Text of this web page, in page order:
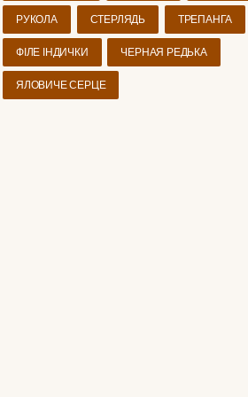
РУКОЛА СТЕРЛЯДЬ ТРЕПАНГА
ФІЛЕ ІНДИЧКИ ЧЕРНАЯ РЕДЬКА
ЯЛОВИЧЕ СЕРЦЕ